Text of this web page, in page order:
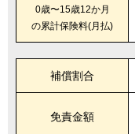
0歳〜15歳12か月
の累計保険料(月払)
補償割合
免責金額